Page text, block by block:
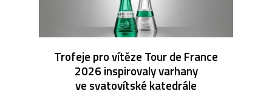
Trofeje pro vítěze Tour de France
2026 inspirovaly varhany
ve svatovítské katedrále